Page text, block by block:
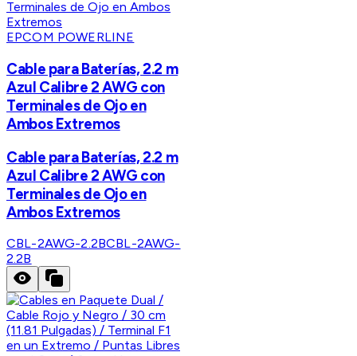
EPCOM POWERLINE
Cable para Baterías, 2.2 m
Azul Calibre 2 AWG con
Terminales de Ojo en
Ambos Extremos
Cable para Baterías, 2.2 m
Azul Calibre 2 AWG con
Terminales de Ojo en
Ambos Extremos
CBL-2AWG-2.2BCBL-2AWG-
2.2B